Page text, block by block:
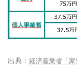
経済産業省「家